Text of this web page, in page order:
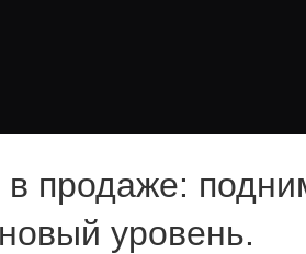
продаже:
уровень.